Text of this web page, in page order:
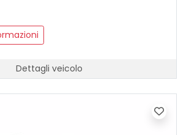
Dettagli veicolo